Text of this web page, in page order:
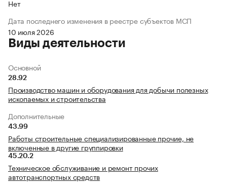
Нет
Дата последнего изменения в реестре субъектов МСП
10 июля 2026
Виды деятельности
Основной
28.92
Производство машин и оборудования для добычи полезных
ископаемых и строительства
Дополнительные
43.99
Работы строительные специализированные прочие, не
включенные в другие группировки
45.20.2
Техническое обслуживание и ремонт прочих
автотранспортных средств